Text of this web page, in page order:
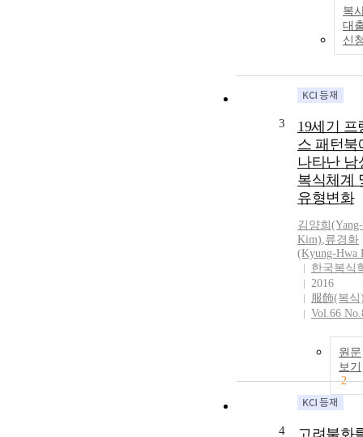
복
대
신
3
19세기 프
스 패턴북
나타난 남
복식체계
유형변화
김양희
Kim),류경화
(Kyung-Hwa
한국복식
2016
服飾(복식
Vol.66
원문
보기
2
4